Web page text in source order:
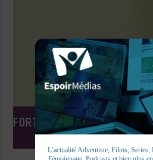
FORTIFIE-TOI ET PRENDS
L’actualité Adventiste, Films, Series,